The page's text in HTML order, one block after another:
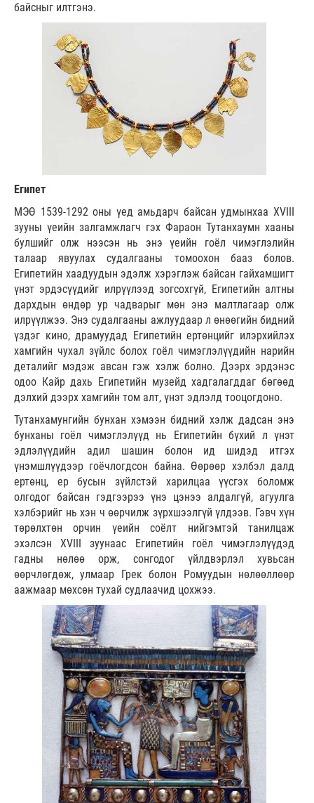
байсныг илтгэнэ.
Египет
МЭӨ 1539-1292 оны үед амьдарч байсан удмынхаа XVIII
зууны үеийн залгамжлагч гэх Фараон Тутанхаумн хааны
булшийг олж нээсэн нь энэ үеийн гоёл чимэглэлийн
талаар явуулах судалгааны томоохон бааз болов.
Египетийн хаадуудын эдэлж хэрэглэж байсан гайхамшигт
үнэт эрдэсүүдийг илрүүлээд зогсохгүй, Египетийн алтны
дархдын өндөр ур чадварыг мөн энэ малтлагаар олж
илрүүлжээ. Энэ судалгааны ажлуудаар л өнөөгийн бидний
үздэг кино, драмуудад Египетийн ертөнцийг илэрхийлэх
хамгийн чухал зүйлс болох гоёл чимэглэлүүдийн нарийн
деталийг мэдэж авсан гэж хэлж болно. Дээрх эрдэнэс
одоо Кайр дахь Египетийн музейд хадгалагддаг бөгөөд
дэлхий дээрх хамгийн том алт, үнэт эдлэлд тооцогдоно.
Тутанхамунгийн бунхан хэмээн бидний хэлж дадсан энэ
бунханы гоёл чимэглэлүүд нь Египетийн бүхий л үнэт
эдлэлүүдийн адил шашин болон ид шидэд итгэх
үнэмшлүүдээр гоёчлогдсон байна. Өөрөөр хэлбэл далд
ертөнц, ер бусын зүйлстэй харилцаа үүсгэх боломж
олгодог байсан гэдгээрээ үнэ цэнээ алдалгүй, агуулга
хэлбэрийг нь хэн ч өөрчилж зүрхшээлгүй үлдээв. Гэвч хүн
төрөлхтөн орчин үеийн соёлт нийгэмтэй танилцаж
эхэлсэн XVIII зуунаас Египетийн гоёл чимэглэлүүдэд
гадны нөлөө орж, сонгодог үйлдвэрлэл хувьсан
өөрчлөгдөж, улмаар Грек болон Ромуудын нөлөөллөөр
аажмаар мөхсөн тухай судлаачид цохжээ.